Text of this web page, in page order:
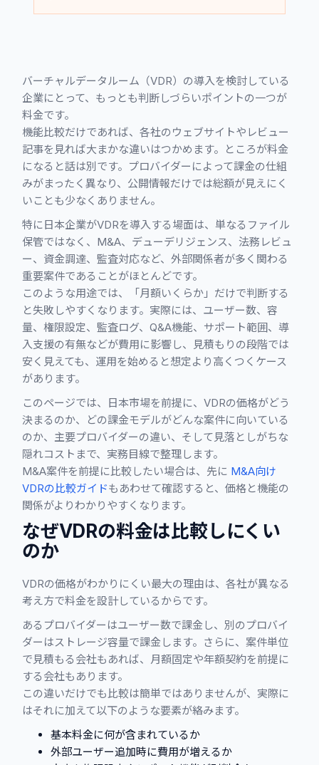
バーチャルデータルーム（VDR）の導入を検討している
企業にとって、もっとも判断しづらいポイントの一つが
料金です。
機能比較だけであれば、各社のウェブサイトやレビュー
記事を見れば大まかな違いはつかめます。ところが料金
になると話は別です。プロバイダーによって課金の仕組
みがまったく異なり、公開情報だけでは総額が見えにく
いことも少なくありません。
特に日本企業がVDRを導入する場面は、単なるファイル
保管ではなく、M&A、デューデリジェンス、法務レビュ
ー、資金調達、監査対応など、外部関係者が多く関わる
重要案件であることがほとんどです。
このような用途では、「月額いくらか」だけで判断する
と失敗しやすくなります。実際には、ユーザー数、容
量、権限設定、監査ログ、Q&A機能、サポート範囲、導
入支援の有無などが費用に影響し、見積もりの段階では
安く見えても、運用を始めると想定より高くつくケース
があります。
このページでは、日本市場を前提に、VDRの価格がどう
決まるのか、どの課金モデルがどんな案件に向いている
のか、主要プロバイダーの違い、そして見落としがちな
隠れコストまで、実務目線で整理します。
M&A案件を前提に比較したい場合は、先に M&A向け
VDRの比較ガイドもあわせて確認すると、価格と機能の
関係がよりわかりやすくなります。
なぜVDRの料金は比較しにくい
のか
VDRの価格がわかりにくい最大の理由は、各社が異なる
考え方で料金を設計しているからです。
あるプロバイダーはユーザー数で課金し、別のプロバイ
ダーはストレージ容量で課金します。さらに、案件単位
で見積もる会社もあれば、月額固定や年額契約を前提に
する会社もあります。
この違いだけでも比較は簡単ではありませんが、実際に
はそれに加えて以下のような要素が絡みます。
基本料金に何が含まれているか
外部ユーザー追加時に費用が増えるか